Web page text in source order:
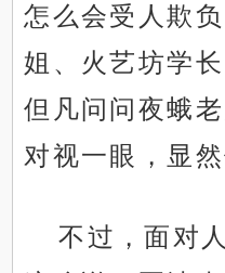
怎么会受人欺
姐、火艺坊学
但凡问问夜蛾
对视一眼，显
不过，面对